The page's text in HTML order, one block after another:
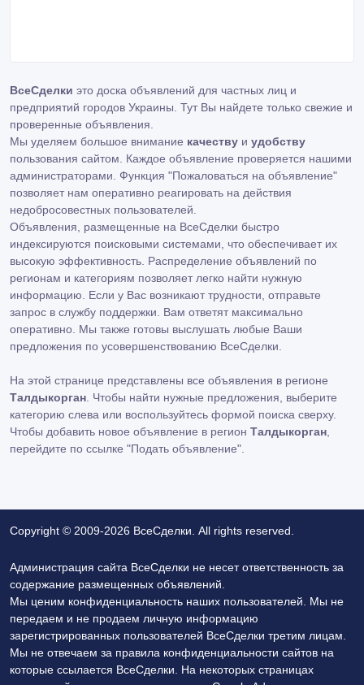
ВсеСделки это доска объявлений для частных лиц и
предприятий городов Украины. Тут Вы найдете только свежие и
проверенные объявления.
Мы уделяем большое внимание качеству и удобству
пользования сайтом. Каждое объявление проверяется нашими
администраторами. Функция "Пожаловаться на объявление"
позволяет нам оперативно реагировать на действия
недобросовестных пользователей.
Объявления, размещенные на ВсеСделки быстро
индексируются поисковыми системами, что обеспечивает их
высокую эффективность. Распределение объявлений по
регионам и категориям позволяет легко найти нужную
информацию. Если у Вас возникают трудности, отправьте
запрос в службу поддержки. Вам ответят максимально
оперативно. Мы также готовы выслушать любые Ваши
предложения по усовершенствованию ВсеСделки.
На этой странице представлены все объявления в регионе
Талдыкорган . Чтобы найти нужные предложения, выберите
категорию слева или воспользуйтесь формой поиска сверху.
Чтобы добавить новое объявление в регион Талдыкорган
перейдите по ссылке "Подать объявление"
Copyright © 2009-2026 ВсеСделки. All rights reserved.
Администрация сайта ВсеСделки не несет ответственность за
содержание размещенных объявлений.
Мы ценим конфиденциальность наших пользователей. Мы не
передаем и не продаем личную информацию
зарегистрированных пользователей ВсеСделки третим лицам.
Мы не отвечаем за правила конфиденциальности сайтов на
которые ссылается ВсеСделки. На некоторых страницах